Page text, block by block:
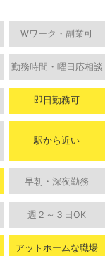
Wワーク・副業可
勤務時間・曜日応相談
即日勤務可
駅から近い
早朝・深夜勤務
週２～３日OK
アットホームな職場